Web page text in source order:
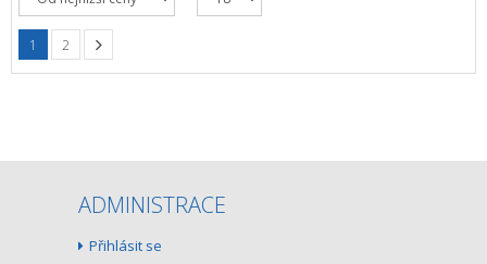
1 2
ADMINISTRACE
Přihlásit se